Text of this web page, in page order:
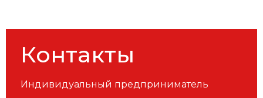
Контакты
Индивидуальный предприниматель